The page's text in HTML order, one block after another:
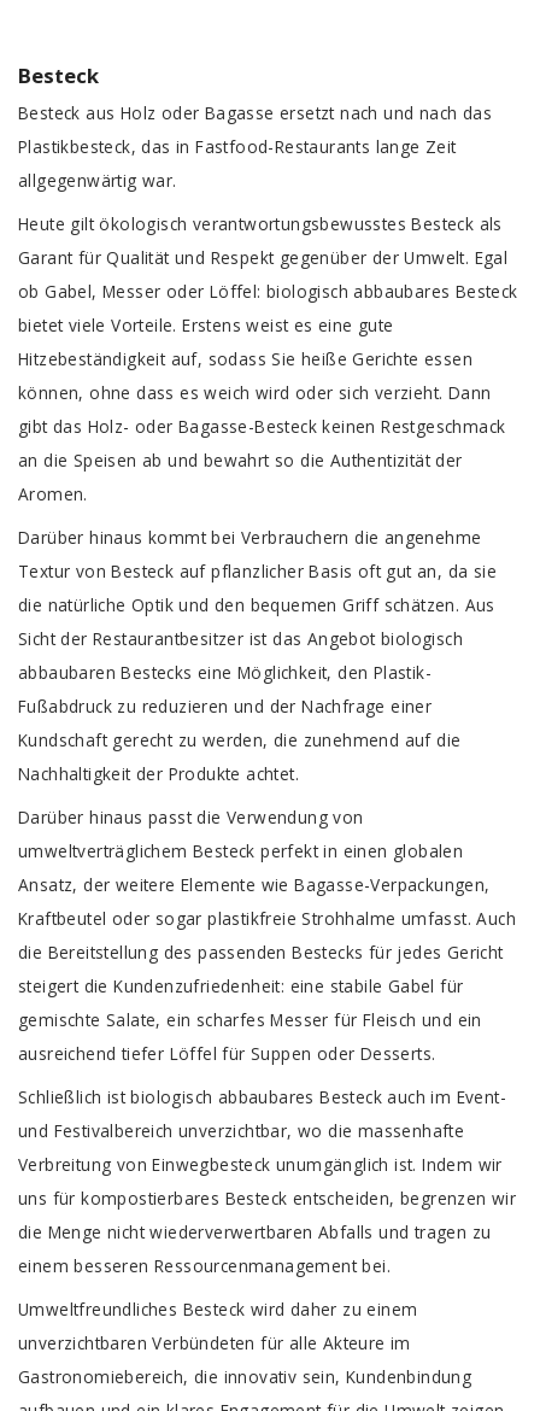
Besteck
Besteck aus Holz oder Bagasse ersetzt nach und nach das
Plastikbesteck, das in Fastfood-Restaurants lange Zeit
allgegenwärtig war.
Heute gilt ökologisch verantwortungsbewusstes Besteck als
Garant für Qualität und Respekt gegenüber der Umwelt. Egal
ob Gabel, Messer oder Löffel: biologisch abbaubares Besteck
bietet viele Vorteile. Erstens weist es eine gute
Hitzebeständigkeit auf, sodass Sie heiße Gerichte essen
können, ohne dass es weich wird oder sich verzieht. Dann
gibt das Holz- oder Bagasse-Besteck keinen Restgeschmack
an die Speisen ab und bewahrt so die Authentizität der
Aromen.
Darüber hinaus kommt bei Verbrauchern die angenehme
Textur von Besteck auf pflanzlicher Basis oft gut an, da sie
die natürliche Optik und den bequemen Griff schätzen. Aus
Sicht der Restaurantbesitzer ist das Angebot biologisch
abbaubaren Bestecks ​​eine Möglichkeit, den Plastik-
Fußabdruck zu reduzieren und der Nachfrage einer
Kundschaft gerecht zu werden, die zunehmend auf die
Nachhaltigkeit der Produkte achtet.
Darüber hinaus passt die Verwendung von
umweltverträglichem Besteck perfekt in einen globalen
Ansatz, der weitere Elemente wie Bagasse-Verpackungen,
Kraftbeutel oder sogar plastikfreie Strohhalme umfasst. Auch
die Bereitstellung des passenden Bestecks ​​für jedes Gericht
steigert die Kundenzufriedenheit: eine stabile Gabel für
gemischte Salate, ein scharfes Messer für Fleisch und ein
ausreichend tiefer Löffel für Suppen oder Desserts.
Schließlich ist biologisch abbaubares Besteck auch im Event-
und Festivalbereich unverzichtbar, wo die massenhafte
Verbreitung von Einwegbesteck unumgänglich ist. Indem wir
uns für kompostierbares Besteck entscheiden, begrenzen wir
die Menge nicht wiederverwertbaren Abfalls und tragen zu
einem besseren Ressourcenmanagement bei.
Umweltfreundliches Besteck wird daher zu einem
unverzichtbaren Verbündeten für alle Akteure im
Gastronomiebereich, die innovativ sein, Kundenbindung